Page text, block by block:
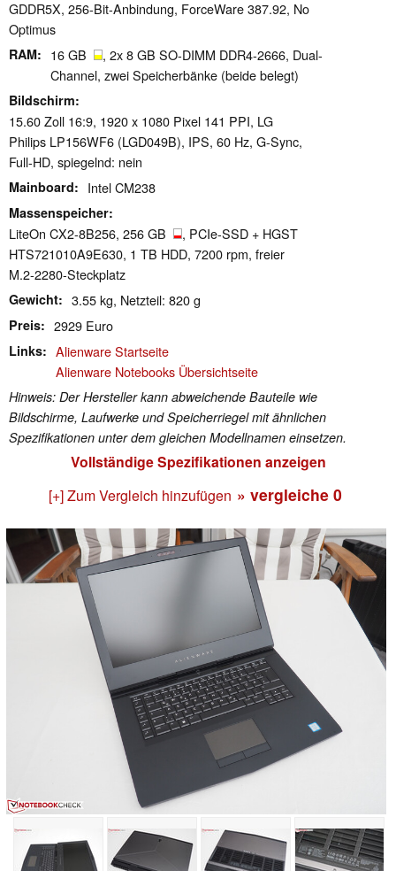
GDDR5X, 256-Bit-Anbindung, ForceWare 387.92, No
Optimus
RAM 16 GB
, 2x 8 GB SO-DIMM DDR4-2666, Dual-
Channel, zwei Speicherbänke (beide belegt)
Bildschirm
15.60 Zoll 16:9, 1920 x 1080 Pixel 141 PPI, LG
Philips LP156WF6 (LGD049B), IPS, 60 Hz, G-Sync,
Full-HD, spiegelnd: nein
Mainboard Intel CM238
Massenspeicher
LiteOn CX2-8B256, 256 GB
, PCIe-SSD + HGST
HTS721010A9E630, 1 TB HDD, 7200 rpm, freier
M.2-2280-Steckplatz
Gewicht 3.55 kg, Netzteil: 820 g
Preis 2929 Euro
Links
Alienware Startseite
Alienware Notebooks Übersichtseite
Hinweis: Der Hersteller kann abweichende Bauteile wie
Bildschirme, Laufwerke und Speicherriegel mit ähnlichen
Spezifikationen unter dem gleichen Modellnamen einsetzen.
Vollständige Spezifikationen anzeigen
[+] Zum Vergleich hinzufügen » vergleiche 0